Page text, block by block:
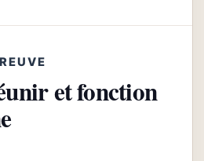
et fonction